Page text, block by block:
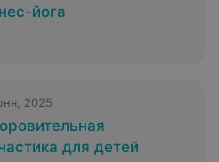
йога
2025
для детей